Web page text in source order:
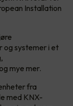
Installation
og systemer i et
mye mer.
fra
med KNX-